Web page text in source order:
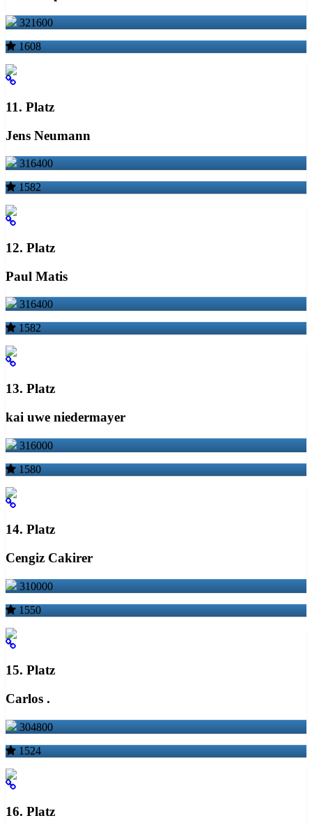
321600
1608
11. Platz
Jens Neumann
316400
1582
12. Platz
Paul Matis
316400
1582
13. Platz
kai uwe niedermayer
316000
1580
14. Platz
Cengiz Cakirer
310000
1550
15. Platz
Carlos .
304800
1524
16. Platz